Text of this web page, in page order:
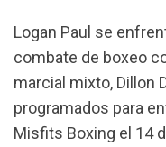
Logan Paul se
combate de boxeo
marcial mixto, Dillon
programados para
Misfits Boxing el 14